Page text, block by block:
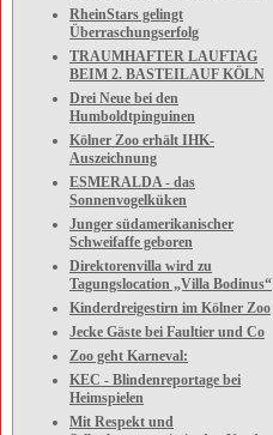
RheinStars gelingt
Überraschungserfolg
TRAUMHAFTER LAUFTAG
BEIM 2. BASTEILAUF KÖLN
Drei Neue bei den
Humboldtpinguinen
Kölner Zoo erhält IHK-
Auszeichnung
ESMERALDA - das
Sonnenvogelküken
Junger südamerikanischer
Schweifaffe geboren
Direktorenvilla wird zu
Tagungslocation „Villa Bodinus“
Kinderdreigestirn im Kölner Zoo
Jecke Gäste bei Faultier und Co
Zoo geht Karneval:
KEC - Blindenreportage bei
Heimspielen
Mit Respekt und